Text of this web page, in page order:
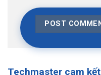
Techmaster cam kết